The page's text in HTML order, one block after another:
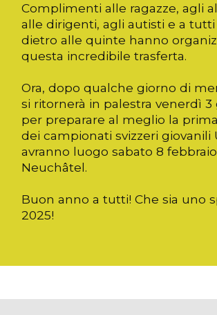
Complimenti alle ragazze, agli
alle dirigenti, agli autisti e a
dietro alle quinte hanno
questa incredibile trasferta.
Ora, dopo qualche giorno di
si ritornerà in palestra venerdì 3
per preparare al meglio la
dei campionati svizzeri giovanili
avranno luogo sabato 8
Neuchâtel.
Buon anno a tutti! Che sia uno
2025!